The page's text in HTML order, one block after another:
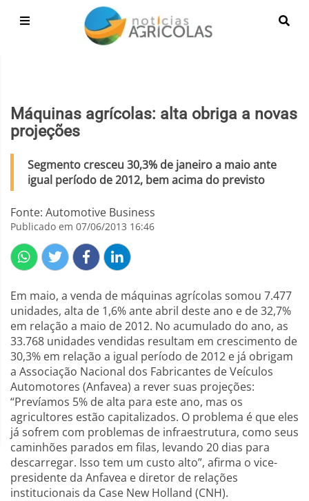
Máquinas agrícolas: alta obriga a novas
projeções
Segmento cresceu 30,3% de janeiro a maio ante
igual período de 2012, bem acima do previsto
Fonte: Automotive Business
Publicado em 07/06/2013 16:46
Em maio, a venda de máquinas agrícolas somou 7.477
unidades, alta de 1,6% ante abril deste ano e de 32,7%
em relação a maio de 2012. No acumulado do ano, as
33.768 unidades vendidas resultam em crescimento de
30,3% em relação a igual período de 2012 e já obrigam
a Associação Nacional dos Fabricantes de Veículos
Automotores (Anfavea) a rever suas projeções:
“Prevíamos 5% de alta para este ano, mas os
agricultores estão capitalizados. O problema é que eles
já sofrem com problemas de infraestrutura, como seus
caminhões parados em filas, levando 20 dias para
descarregar. Isso tem um custo alto”, afirma o vice-
presidente da Anfavea e diretor de relações
institucionais da Case New Holland (CNH).